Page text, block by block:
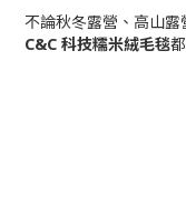
不論秋冬露營、高山露
C&C 科技糯米絨毛毯